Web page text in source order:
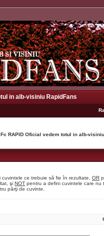
in alb-visiniu RapidFans
RAPID Oficial vedem totul in alb-
cuvintele ce trebuie să fie în rezultate, OR
şi NOT pentru a defini cuvintele care nu
părţi de cuvinte.